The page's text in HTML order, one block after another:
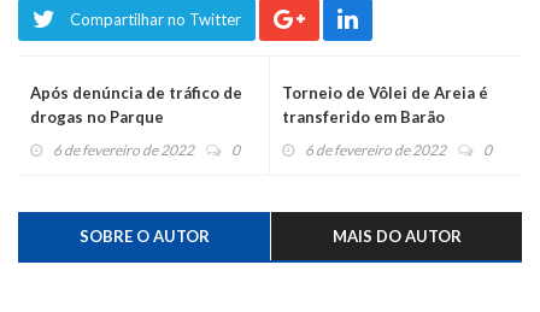
Compartilhar no Twitter
Após denúncia de tráfico de
drogas no Parque
Centenário, Brigada encontra
6 de fevereiro de 2022 0
Torneio de Vôlei de Areia é
transferido em Barão
6 de fevereiro de 2022 0
SOBRE O AUTOR MAIS DO AUTOR